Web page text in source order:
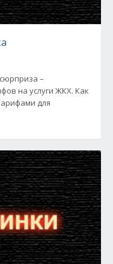
–
на услуги ЖКХ. Как
для